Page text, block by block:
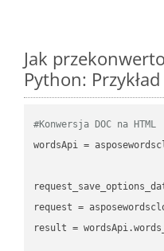
Jak
Python:
#Konwersja DOC na HTML
wordsApi =
request
result =